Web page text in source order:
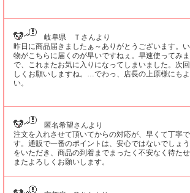
岐阜県 Ｔさんより
昨日に商品届きましたぁ～ありがとうございます。
物がこちらに届くのが早いですねぇ。早速使ってみ
で、これまたお気に入りになってしまいました。次
しくお願いしますね。…でわっ、店長の上原様にも
い。
匿名希望さんより
注文を入れさせて頂いてからの対応が、早くて丁寧
す。通販で一番のポイントは、安心ではないでしょ
をいただき、商品の到着までまったく不安なく待たせ
またよろしくお願いします。